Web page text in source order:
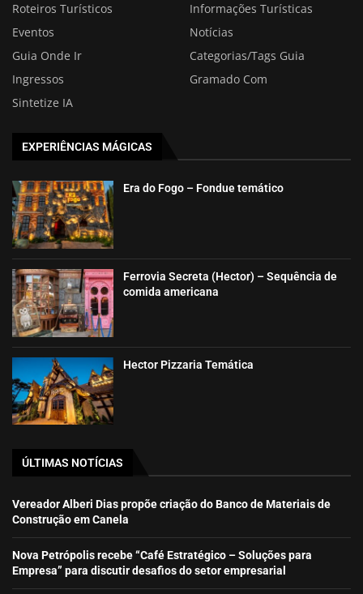
Roteiros Turísticos
Informações Turísticas
Eventos
Notícias
Guia Onde Ir
Categorias/Tags Guia
Ingressos
Gramado Com
Sintetize IA
EXPERIÊNCIAS MÁGICAS
Era do Fogo – Fondue temático
Ferrovia Secreta (Hector) – Sequência de
comida americana
Hector Pizzaria Temática
ÚLTIMAS NOTÍCIAS
Vereador Alberi Dias propõe criação do Banco de Materiais de
Construção em Canela
Nova Petrópolis recebe “Café Estratégico – Soluções para
Empresa” para discutir desafios do setor empresarial